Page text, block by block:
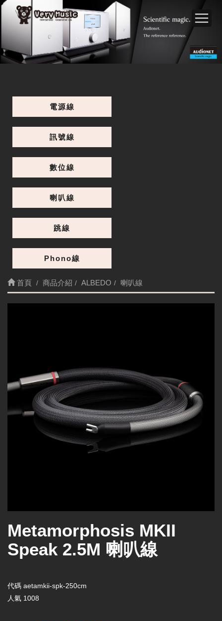
電源線
訊號線
數位線
喇叭線
跳線
Phono線
首頁 商品介紹 ALBEDO 喇叭線
Metamorphosis MKII
Speak 2.5M 喇叭線
代碼 aetamkii-spk-250cm
人氣 1008